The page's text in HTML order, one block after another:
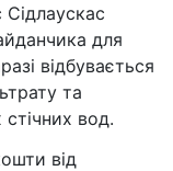
для
відбувається
та
вод.
від